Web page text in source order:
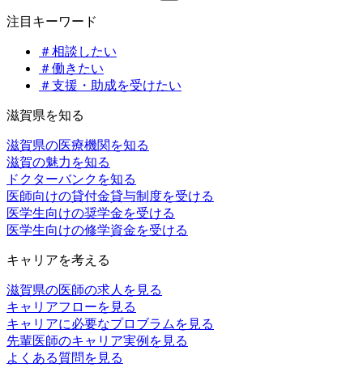
注目キーワード
＃相談したい
＃働きたい
＃支援・助成を受けたい
滋賀県を知る
滋賀県の医療機関を知る
滋賀の魅力を知る
ドクターバンクを知る
医師向けの貸付金貸与制度を受ける
医学生向けの奨学金を受ける
医学生向けの修学資金を受ける
キャリアを考える
滋賀県の医師の求人を見る
キャリアフローを見る
キャリアに必要なプロブラムを見る
先輩医師のキャリア実例を見る
よくある質問を見る